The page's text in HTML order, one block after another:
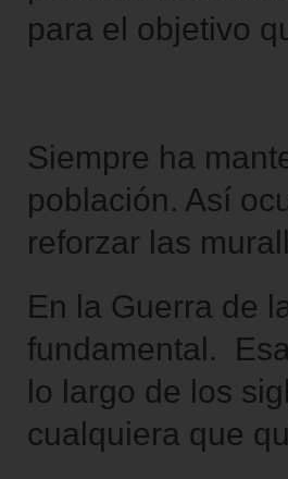
para el objetivo
Siempre ha
población. Así
reforzar las
En la Guerra de
fundamental.
lo largo de los
cualquiera que